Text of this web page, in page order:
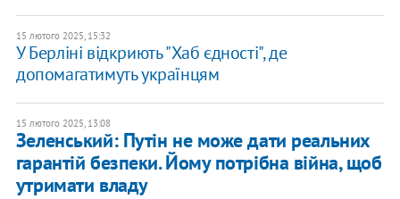
15 лютого 2025, 15:32
У Берліні відкриють "Хаб єдності", де
допомагатимуть українцям
15 лютого 2025, 13:08
Зеленський: Путін не може дати реальних
гарантій безпеки. Йому потрібна війна, щоб
утримати владу